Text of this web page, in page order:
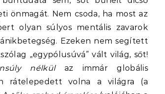
Nem csoda, ha most az
olyan súlyos mentális zavarok
Ezeken nem segített
„egypólusúvá” vált világ, sőt!
nélkül az immár globális
rátelepedett volna a világra (a